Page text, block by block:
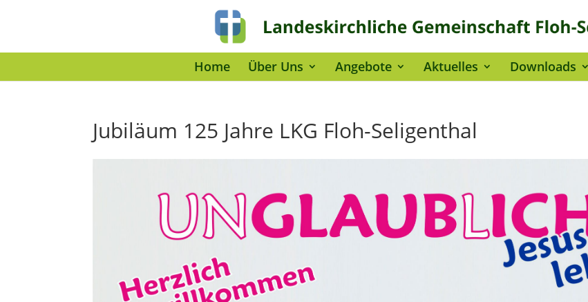
Home Über Uns Angebote Aktuelles Downloads
Jubiläum 125 Jahre LKG Floh-Seligenthal